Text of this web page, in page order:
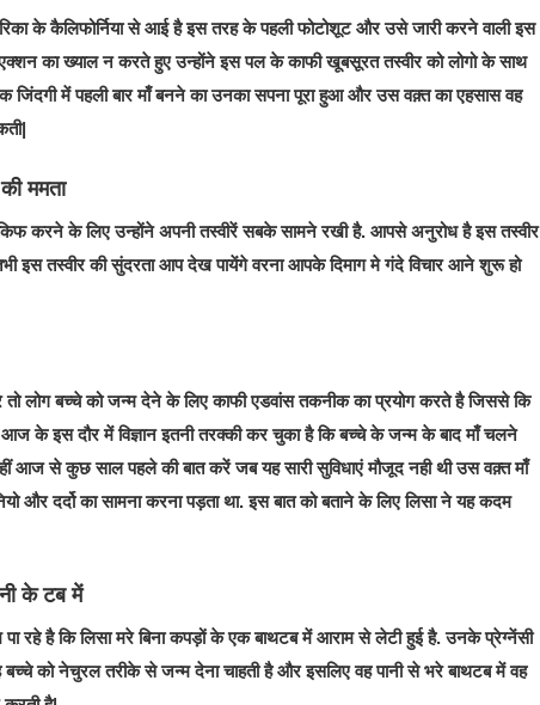
के कैलिफोर्निया से आई है इस तरह के पहली फोटोशूट और उसे जारी करने वाली इस
का ख्याल न करते हुए उन्होंने इस पल के काफी खूबसूरत तस्वीर को लोगो के साथ
जिंदगी में पहली बार माँ बनने का उनका सपना पूरा हुआ और उस वक़्त का एहसास वह
ममता
करने के लिए उन्होंने अपनी तस्वीरें सबके सामने रखी है. आपसे अनुरोध है इस तस्वीर
इस तस्वीर की सुंदरता आप देख पायेंगे वरना आपके दिमाग मे गंदे विचार आने शुरू हो
लोग बच्चे को जन्म देने के लिए काफी एडवांस तकनीक का प्रयोग करते है जिससे कि
आज के इस दौर में विज्ञान इतनी तरक्की कर चुका है कि बच्चे के जन्म के बाद माँ चलने
आज से कुछ साल पहले की बात करें जब यह सारी सुविधाएं मौजूद नही थी उस वक़्त माँ
और दर्दो का सामना करना पड़ता था. इस बात को बताने के लिए लिसा ने यह कदम
के टब में
रहे है कि लिसा मरे बिना कपड़ों के एक बाथटब में आराम से लेटी हुई है. उनके प्रेग्नेंसी
को नेचुरल तरीके से जन्म देना चाहती है और इसलिए वह पानी से भरे बाथटब में वह